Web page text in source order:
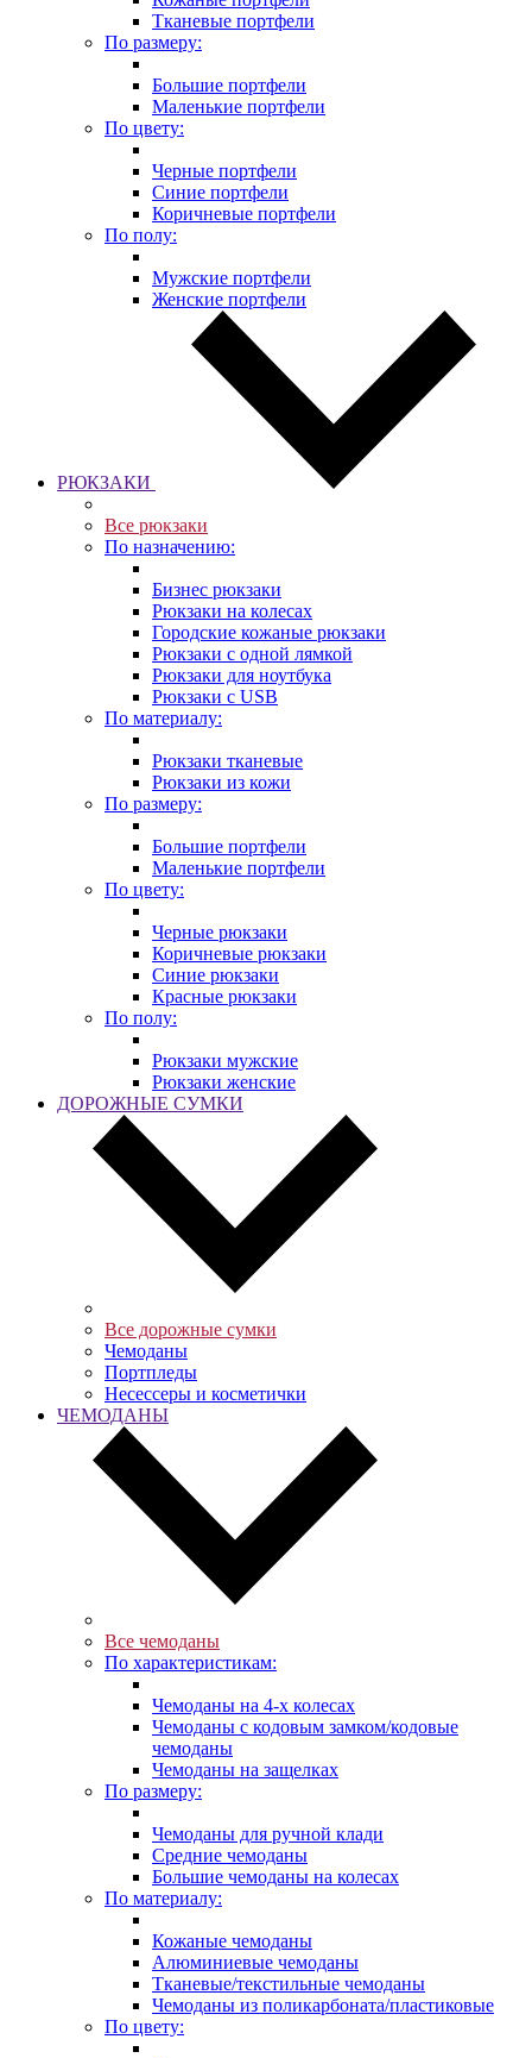
Тканевые портфели
По размеру:
Большие портфели
Маленькие портфели
По цвету:
Черные портфели
Синие портфели
Коричневые портфели
По полу:
Мужские портфели
Женские портфели
РЮКЗАКИ
Все рюкзаки
По назначению:
Бизнес рюкзаки
Рюкзаки на колесах
Городские кожаные рюкзаки
Рюкзаки с одной лямкой
Рюкзаки для ноутбука
Рюкзаки с USB
По материалу:
Рюкзаки тканевые
Рюкзаки из кожи
По размеру:
Большие портфели
Маленькие портфели
По цвету:
Черные рюкзаки
Коричневые рюкзаки
Синие рюкзаки
Красные рюкзаки
По полу:
Рюкзаки мужские
Рюкзаки женские
ДОРОЖНЫЕ СУМКИ
Все дорожные сумки
Чемоданы
Портпледы
Несессеры и косметички
ЧЕМОДАНЫ
Все чемоданы
По характеристикам:
Чемоданы на 4-х колесах
Чемоданы с кодовым замком/кодовые
чемоданы
Чемоданы на защелках
По размеру:
Чемоданы для ручной клади
Средние чемоданы
Большие чемоданы на колесах
По материалу:
Кожаные чемоданы
Алюминиевые чемоданы
Тканевые/текстильные чемоданы
Чемоданы из поликарбоната/пластиковые
По цвету: